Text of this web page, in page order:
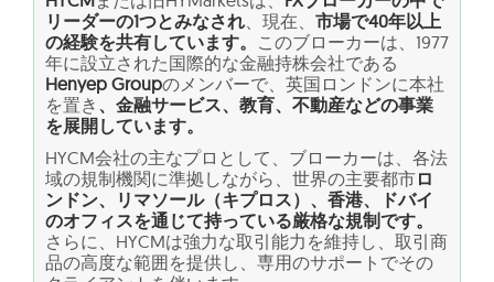
リーダーの1つとみなされ、現在、 市場で40年以上
の経験を共有しています。 このブローカーは、1977
年に設立された国際的な金融持株会社である
Henyep Groupのメンバーで、英国ロンドンに本社
を置き 、金融サービス、教育、不動産などの事業
を展開しています。
HYCM会社の主なプロとして、ブローカーは、各法
域の規制機関に準拠しながら、世界の主要都市ロ
ンドン、リマソール（キプロス）、香港、ドバイ
のオフィスを通じて持っている厳格な規制です。
さらに、HYCMは強力な取引能力を維持し、取引商
品の高度な範囲を提供し、専用のサポートでその